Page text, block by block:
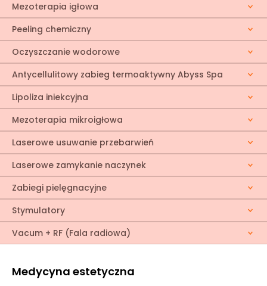
Mezoterapia igłowa
Peeling chemiczny
Oczyszczanie wodorowe
Antycellulitowy zabieg termoaktywny Abyss Spa
Lipoliza iniekcyjna
Mezoterapia mikroigłowa
Laserowe usuwanie przebarwień
Laserowe zamykanie naczynek
Zabiegi pielęgnacyjne
Stymulatory
Vacum + RF (Fala radiowa)
Medycyna estetyczna